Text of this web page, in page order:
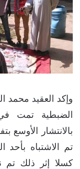
وإكد العقيد
الضبطية تمت
بالانتشار الأوسع
تم الاشتباه بأحد
كسلا إثر ذلك